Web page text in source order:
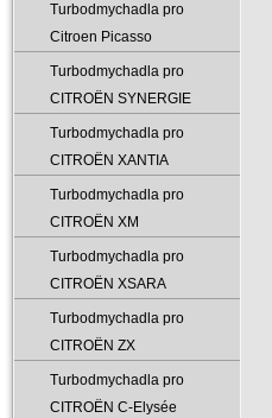
Turbodmychadla pro
Citroen Picasso
Turbodmychadla pro
CITROËN SYNERGIE
Turbodmychadla pro
CITROËN XANTIA
Turbodmychadla pro
CITROËN XM
Turbodmychadla pro
CITROËN XSARA
Turbodmychadla pro
CITROËN ZX
Turbodmychadla pro
CITROËN C-Elysée